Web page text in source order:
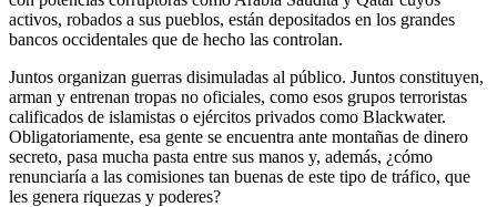
activos, robados a sus pueblos, están depositados en los grandes
bancos occidentales que de hecho las controlan.
Juntos organizan guerras disimuladas al público. Juntos constituyen,
arman y entrenan tropas no oficiales, como esos grupos terroristas
calificados de islamistas o ejércitos privados como Blackwater.
Obligatoriamente, esa gente se encuentra ante montañas de dinero
secreto, pasa mucha pasta entre sus manos y, además, ¿cómo
renunciaría a las comisiones tan buenas de este tipo de tráfico, que
les genera riquezas y poderes?